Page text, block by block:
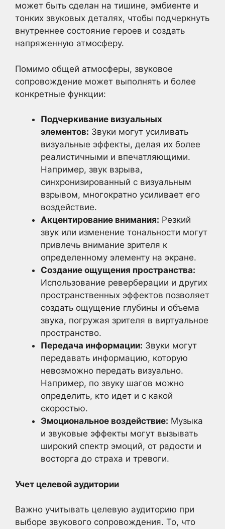
может быть сделан на тишине, эмбиенте и
тонких звуковых деталях, чтобы подчеркнуть
внутреннее состояние героев и создать
напряженную атмосферу.
Помимо общей атмосферы, звуковое
сопровождение может выполнять и более
конкретные функции:
Подчеркивание визуальных
элементов: Звуки могут усиливать
визуальные эффекты, делая их более
реалистичными и впечатляющими.
Например, звук взрыва,
синхронизированный с визуальным
взрывом, многократно усиливает его
воздействие.
Акцентирование внимания: Резкий
звук или изменение тональности могут
привлечь внимание зрителя к
определенному элементу на экране.
Создание ощущения пространства:
Использование реверберации и других
пространственных эффектов позволяет
создать ощущение глубины и объема
звука, погружая зрителя в виртуальное
пространство.
Передача информации: Звуки могут
передавать информацию, которую
невозможно передать визуально.
Например, по звуку шагов можно
определить, кто идет и с какой
скоростью.
Эмоциональное воздействие: Музыка
и звуковые эффекты могут вызывать
широкий спектр эмоций, от радости и
восторга до страха и тревоги.
Учет целевой аудитории
Важно учитывать целевую аудиторию при
выборе звукового сопровождения. То, что